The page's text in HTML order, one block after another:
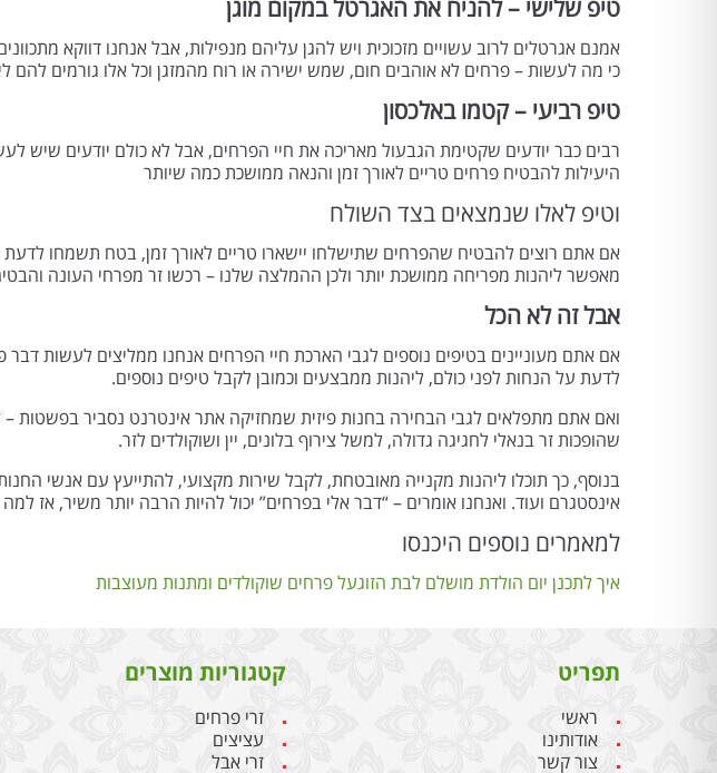
טיפ שלישי – להניח את האגרטל במקום מוגן
אמנם אגרטלים לרוב עשויים מזכוכית ויש להגן עליהם מנפילות, אבל אנחנו דווקא
כי מה לעשות – פרחים לא אוהבים חום, שמש ישירה או רוח מהמזגן וכל אלו גורמים להם
טיפ רביעי – קטמו באלכסון
רבים כבר יודעים שקטימת הגבעול מאריכה את חיי הפרחים, אבל לא כולם יודעים שיש
היעילות להבטיח פרחים טריים לאורך זמן והנאה ממושכת כמה שיותר
וטיפ לאלו שנמצאים בצד השולח
אם אתם רוצים להבטיח שהפרחים שתישלחו יישארו טריים לאורך זמן, בטח תשמחו לדעת
מאפשר ליהנות מפריחה ממושכת יותר ולכן ההמלצה שלנו – רכשו זר מפרחי העונה
אבל זה לא הכל
אם אתם מעוניינים בטיפים נוספים לגבי הארכת חיי הפרחים אנחנו ממליצים לעשות
לדעת על הנחות לפני כולם, ליהנות ממבצעים וכמובן לקבל טיפים נוספים.
ואם אתם מתפלאים לגבי הבחירה בחנות פיזית שמחזיקה אתר אינטרנט נסביר בפשטות
שהופכות זר בנאלי לחגיגה גדולה, למשל צירוף בלונים, יין ושוקולדים לזר.
בנוסף, כך תוכלו ליהנות מקנייה מאובטחת, לקבל שירות מקצועי, להתייעץ עם אנשי
אינסטגרם ועוד. ואנחנו אומרים – “דבר אלי בפרחים” יכול להיות הרבה יותר משיר, אז
למאמרים נוספים היכנסו
איך לתכנן יום הולדת מושלם לבת הזוגעל פרחים שוקולדים ומתנות מעוצבות
תפריט
ראשי
אודותינו
צור קשר
קטגוריות מוצרים
זרי פרחים
עציצים
זרי אבל